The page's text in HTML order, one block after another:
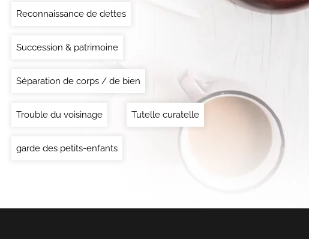
Reconnaissance de dettes
Succession & patrimoine
Séparation de corps / de bien
Trouble du voisinage Tutelle curatelle
garde des petits-enfants